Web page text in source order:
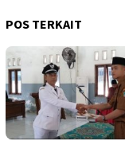
POS TERKAIT